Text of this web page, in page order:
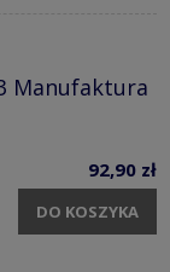
Manufaktura
92,90 zł
DO KOSZYKA